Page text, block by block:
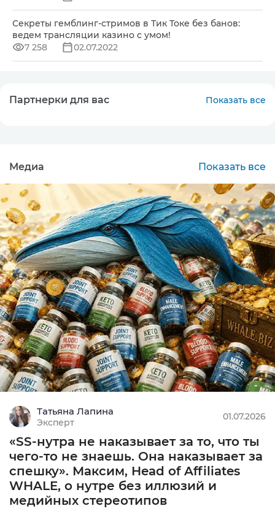
Секреты гемблинг-стримов в Тик Токе без банов:
ведем трансляции казино с умом!
7 258
02.07.2022
Партнерки для вас Показать все
CPA
MIN: $100
Подробнее
СPA
MIN: 5000 руб.
9.92
Подробнее
MIN: 1₽
0
Подробнее
Медиа Показать все
Татьяна Лапина
Эксперт
01.07.2026
«SS-нутра не наказывает за то, что ты
чего-то не знаешь. Она наказывает за
спешку». Максим, Head of Affiliates
WHALE, о нутре без иллюзий и
медийных стереотипов